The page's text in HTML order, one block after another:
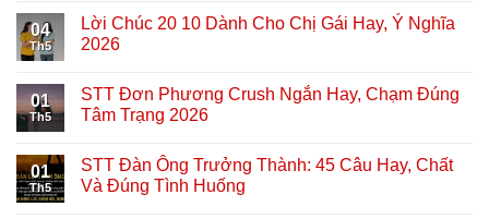
04
Th5
Lời Chúc 20 10 Dành Cho Chị Gái Hay, Ý Nghĩa
2026
01
Th5
STT Đơn Phương Crush Ngắn Hay, Chạm Đúng
Tâm Trạng 2026
01
Th5
STT Đàn Ông Trưởng Thành: 45 Câu Hay, Chất
Và Đúng Tình Huống